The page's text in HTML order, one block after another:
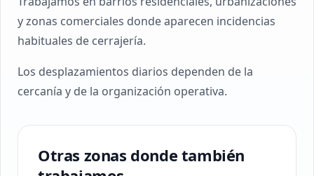
y zonas comerciales donde aparecen incidencias
habituales de cerrajería.
Los desplazamientos diarios dependen de la
cercanía y de la organización operativa.
Otras zonas donde también